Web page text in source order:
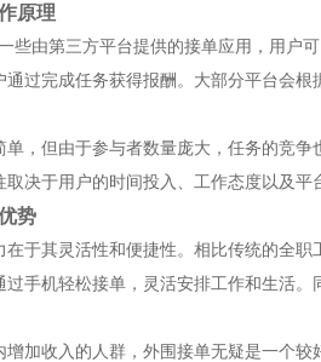
原理
些由第三方平台提供的接单应用，用户
过完成任务获得报酬。大部分平台会
，但由于参与者数量庞大，任务的竞
决于用户的时间投入、工作态度以及平
势
于其灵活性和便捷性。相比传统的全
过手机轻松接单，灵活安排工作和生活
增加收入的人群，外围接单无疑是一个